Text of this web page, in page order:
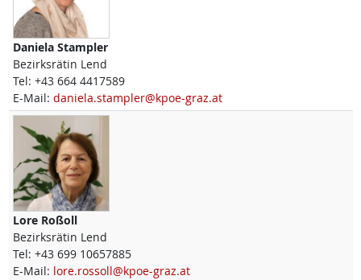
Daniela Stampler
Bezirksrätin Lend
Tel: +43 664 4417589
E-Mail: daniela.stampler@kpoe-graz.at
Lore Roßoll
Bezirksrätin Lend
Tel: +43 699 10657885
E-Mail: lore.rossoll@kpoe-graz.at